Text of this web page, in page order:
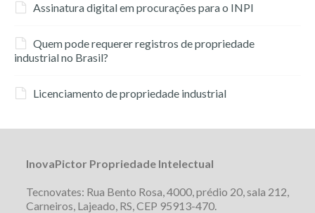
Assinatura digital em procurações para o INPI
Quem pode requerer registros de propriedade
industrial no Brasil?
Licenciamento de propriedade industrial
InovaPictor Propriedade Intelectual
Tecnovates: Rua Bento Rosa, 4000, prédio 20, sala 212,
Carneiros, Lajeado, RS, CEP 95913-470.